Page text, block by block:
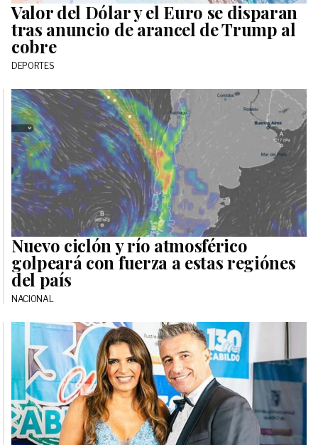
Valor del Dólar y el Euro se disparan
tras anuncio de arancel de Trump al
cobre
DEPORTES
Nuevo ciclón y río atmosférico
golpeará con fuerza a estas regiónes
del país
NACIONAL